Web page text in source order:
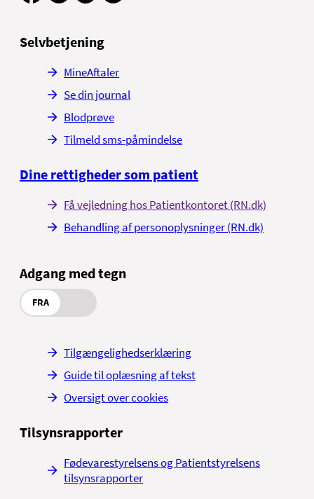
Selvbetjening
MineAftaler
Se din journal
Blodprøve
Tilmeld sms-påmindelse
Dine rettigheder som patient
Få vejledning hos Patientkontoret (RN.dk)
Behandling af personoplysninger (RN.dk)
Adgang med tegn
FRA
Tilgængelighedserklæring
Guide til oplæsning af tekst
Oversigt over cookies
Tilsynsrapporter
Fødevarestyrelsens og Patientstyrelsens
tilsynsrapporter